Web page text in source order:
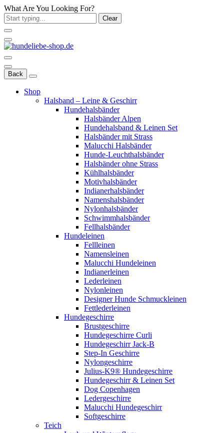
What Are You Looking For?
Clear
Back
Shop
Halsband – Leine & Geschirr
Hundehalsbänder
Halsbänder Alpen
Hundehalsband & Leinen Set
Halsbänder mit Strass
Malucchi Halsbänder
Hunde-Leuchthalsbänder
Halsbänder ohne Strass
Kühlhalsbänder
Motivhalsbänder
Indianerhalsbänder
Namenshalsbänder
Nylonhalsbänder
Schwimmhalsbänder
Fellhalsbänder
Hundeleinen
Fellleinen
Namensleinen
Malucchi Hundeleinen
Indianerleinen
Lederleinen
Nylonleinen
Designer Hunde Schmuckleinen
Fettlederleinen
Hundegeschirre
Brustgeschirre
Hundegeschirre Curli
Hundegeschirr Jack-B
Step-In Geschirre
Nylongeschirre
Julius-K9® Hundegeschirre
Hundegeschirr & Leinen Set
Dog Copenhagen
Ledergeschirre
Malucchi Hundegeschirr
Softgeschirre
Teich